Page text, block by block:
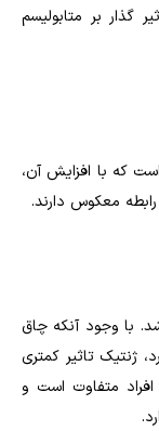
گذار بر متابولیسم
که با افزایش آن،
معکوس دارند.
با وجود آنکه چاق
ژنتیک تاثیر کمتری
افراد متفاوت است و
.